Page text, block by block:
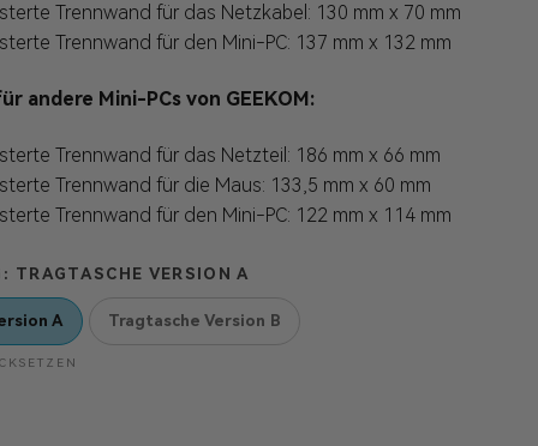
Trennwand für das Netzkabel: 130 mm x 70 mm
Trennwand für den Mini-PC: 137 mm x 132 mm
andere Mini-PCs von GEEKOM:
Trennwand für das Netzteil: 186 mm x 66 mm
Trennwand für die Maus: 133,5 mm x 60 mm
Trennwand für den Mini-PC: 122 mm x 114 mm
TRAGTASCHE VERSION A
A Tragtasche Version B